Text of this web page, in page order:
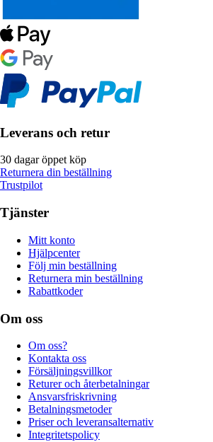
Leverans och retur
30 dagar öppet köp
Returnera din beställning
Trustpilot
Tjänster
Mitt konto
Hjälpcenter
Följ min beställning
Returnera min beställning
Rabattkoder
Om oss
Om oss?
Kontakta oss
Försäljningsvillkor
Returer och återbetalningar
Ansvarsfriskrivning
Betalningsmetoder
Priser och leveransalternativ
Integritetspolicy